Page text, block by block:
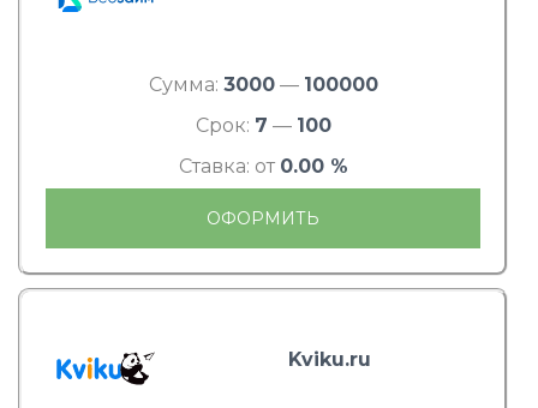
Сумма: 3000— 100000
Срок: 7 — 100
Ставка: от 0.00 %
ОФОРМИТЬ
Kviku.ru